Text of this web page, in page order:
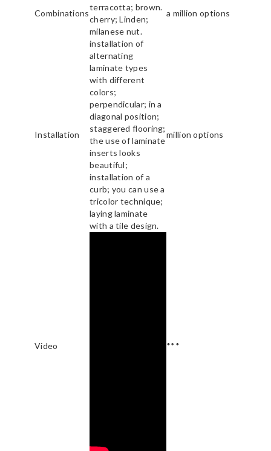
Combinations
terracotta; brown.
cherry; Linden;
milanese nut.
a million options
Installation
installation of
alternating
laminate types
with different
colors;
perpendicular; in a
diagonal position;
staggered flooring;
the use of laminate
inserts looks
beautiful;
installation of a
curb; you can use a
tricolor technique;
laying laminate
with a tile design.
million options
Video ***